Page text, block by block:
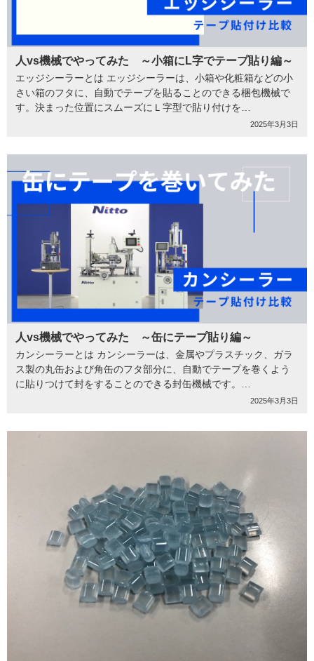
人vs機械でやってみた ～小箱にL字でテープ貼り編～
エッジシーラーとは エッジシーラーは、小箱や化粧箱などの小
さい箱のフタに、自動でテープを貼ることのできる梱包機械で
す。決まった位置にスムーズにＬ字型で貼り付けを…
2025年3月3日
人vs機械でやってみた ～缶にテープ貼り編～
カンシーラーとは カンシーラーは、金属やプラスチック、ガラ
ス製の丸缶および角缶のフタ部分に、自動でテープを巻くよう
に貼りつけて封をすることのできる封缶機械です。…
2025年3月3日